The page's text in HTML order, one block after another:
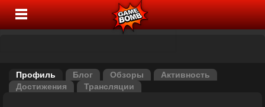
Профиль Блог Обзоры
Активность
Достижения
Трансляции